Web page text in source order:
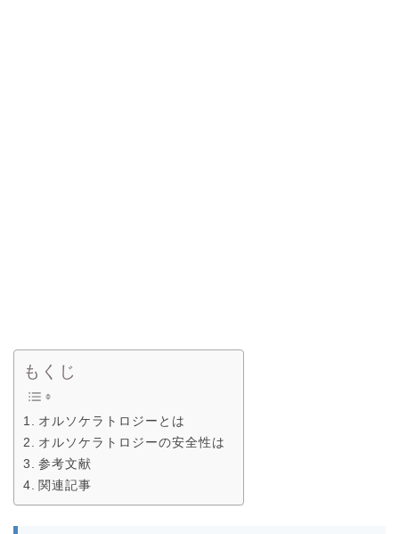
もくじ
オルソケラトロジーとは
オルソケラトロジーの安全性は
参考文献
関連記事